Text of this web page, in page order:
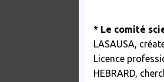
* Le comité
LASAUSA,
Licence
HEBRARD,